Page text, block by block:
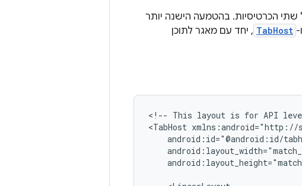
הכרטיסיות. בהטמעה הישנה יותר
ו- TabHost , יחד עם מאגר לתוכן
<!-- This layout is for API
<TabHost